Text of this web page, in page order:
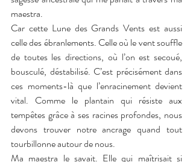
maestra.
Car cette Lune des Grands Vents est aussi
celle des ébranlements. Celle où le vent souffle
de toutes les directions, où l’on est secoué,
bousculé, déstabilisé. C’est précisément dans
ces moments-là que l’enracinement devient
vital. Comme le plantain qui résiste aux
tempêtes grâce à ses racines profondes, nous
devons trouver notre ancrage quand tout
tourbillonne autour de nous.
Ma maestra le savait. Elle qui maîtrisait si